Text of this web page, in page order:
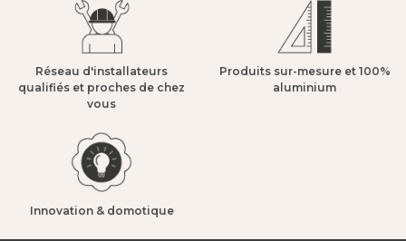
Réseau d'installateurs
qualifiés et proches de chez
vous​
Produits sur-mesure et 100%
aluminium​
Innovation & domotique​